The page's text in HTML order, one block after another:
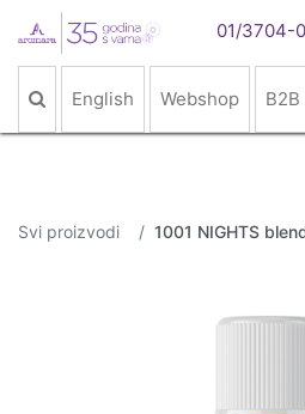
01/3704-
English Webshop B2B
Svi proizvodi 1001 NIGHTS